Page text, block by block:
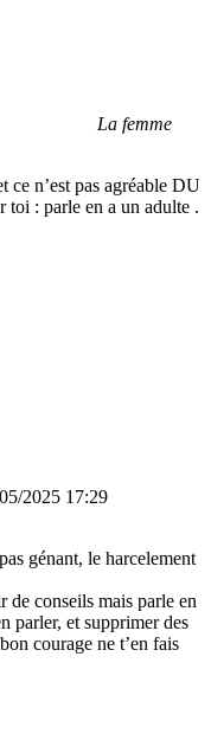
La femme
ce n’est pas agréable DU
toi : parle en a un adulte .
2025 17:29
génant, le harcelement
de conseils mais parle en
parler, et supprimer des
courage ne t’en fais